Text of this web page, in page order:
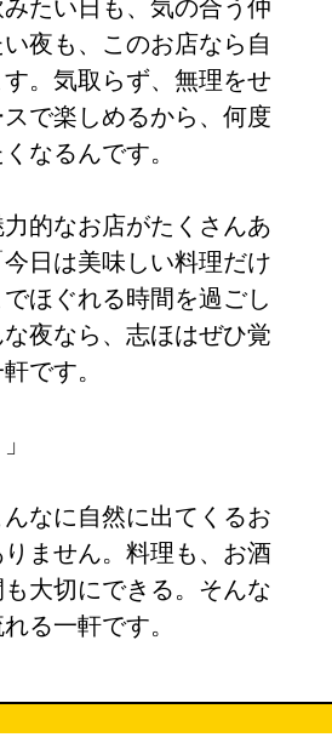
たい日も、気の合う仲
夜も、このお店なら自
。気取らず、無理をせ
で楽しめるから、何度
なるんです。
的なお店がたくさんあ
日は美味しい料理だけ
ほぐれる時間を過ごし
夜なら、志ほはぜひ覚
です。
なに自然に出てくるお
ません。料理も、お酒
大切にできる。そんな
る一軒です。